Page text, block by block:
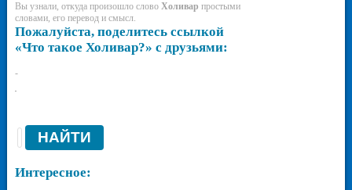
Вы узнали, откуда произошло слово Холивар простыми
словами, его перевод и смысл.
Пожалуйста, поделитесь ссылкой
«Что такое Холивар?» с друзьями:
-
-
Интересное: